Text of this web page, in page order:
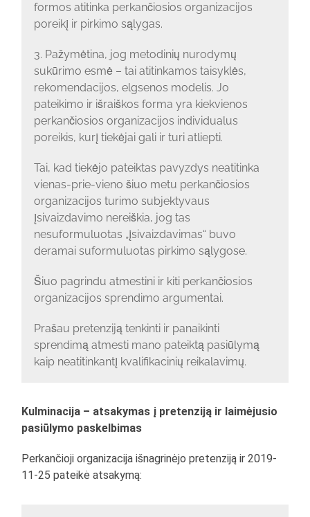
formos atitinka perkančiosios organizacijos
poreikį ir pirkimo sąlygas.
3. Pažymėtina, jog metodinių nurodymų
sukūrimo esmė – tai atitinkamos taisyklės,
rekomendacijos, elgsenos modelis. Jo
pateikimo ir išraiškos forma yra kiekvienos
perkančiosios organizacijos individualus
poreikis, kurį tiekėjai gali ir turi atliepti.
Tai, kad tiekėjo pateiktas pavyzdys neatitinka
vienas-prie-vieno šiuo metu perkančiosios
organizacijos turimo subjektyvaus
įsivaizdavimo nereiškia, jog tas
nesuformuluotas „įsivaizdavimas“ buvo
deramai suformuluotas pirkimo sąlygose.
Šiuo pagrindu atmestini ir kiti perkančiosios
organizacijos sprendimo argumentai.
Prašau pretenziją tenkinti ir panaikinti
sprendimą atmesti mano pateiktą pasiūlymą
kaip neatitinkantį kvalifikacinių reikalavimų.
Kulminacija – atsakymas į pretenziją ir laimėjusio
pasiūlymo paskelbimas
Perkančioji organizacija išnagrinėjo pretenziją ir 2019-
11-25 pateikė atsakymą: